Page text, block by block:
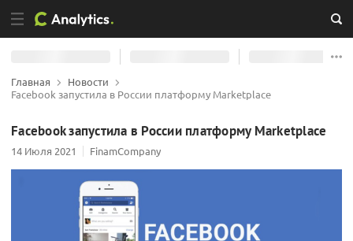
Главная
Новости
Facebook запустила в России платформу Marketplace
Facebook запустила в России платформу Marketplace
14 Июля 2021 FinamCompany